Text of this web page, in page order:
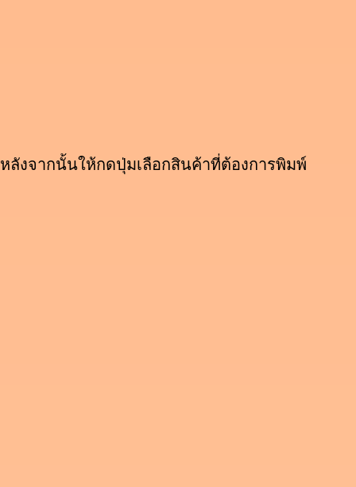
หลังจากนั้นให้กดปุ่มเลือกสินค้าที่ต้องการพิมพ์